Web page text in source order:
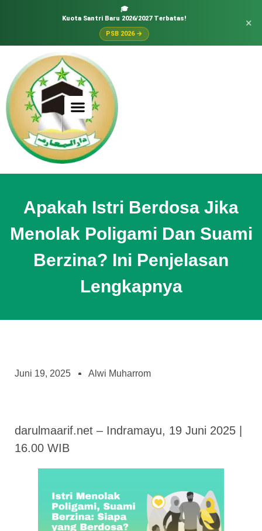
🎓
Kuota Santri Baru 2026/2027 Terbatas!
PSB 2026 →
×
Apakah Istri Berdosa Jika
Menolak Poligami Dan Suami
Berzina? Ini Penjelasan
Lengkapnya
Juni 19, 2025 Alwi Muharrom
darulmaarif.net – Indramayu, 19 Juni 2025 |
16.00 WIB